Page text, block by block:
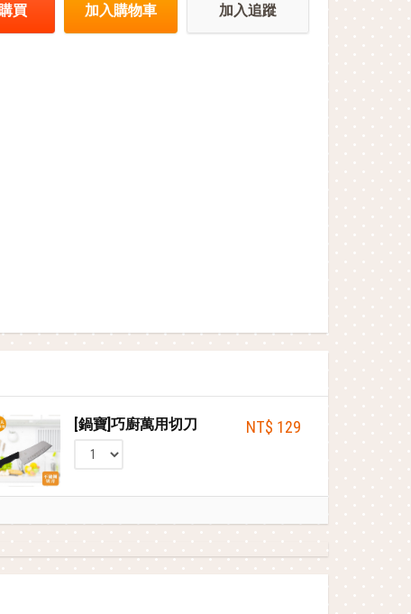
買 加入購物車 加入追蹤
[鍋寶]巧廚萬用切刀 NT$ 129